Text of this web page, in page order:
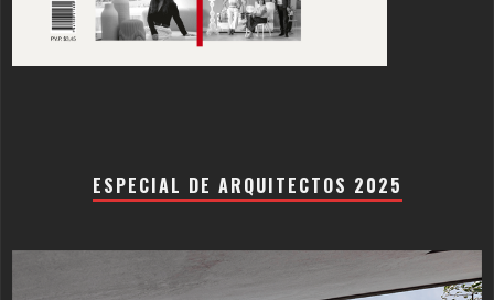
ESPECIAL DE ARQUITECTOS 2025